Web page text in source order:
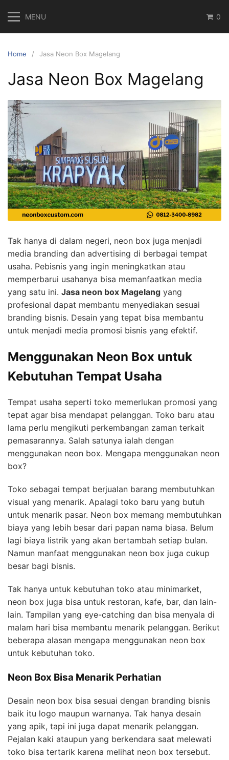
content
MENU 0
Home Jasa Neon Box Magelang
Jasa Neon Box Magelang
Tak hanya di dalam negeri, neon box juga menjadi
media branding dan advertising di berbagai tempat
usaha. Pebisnis yang ingin meningkatkan atau
memperbarui usahanya bisa memanfaatkan media
yang satu ini. Jasa neon box Magelang yang
profesional dapat membantu menyediakan sesuai
branding bisnis. Desain yang tepat bisa membantu
untuk menjadi media promosi bisnis yang efektif.
Menggunakan Neon Box untuk
Kebutuhan Tempat Usaha
Tempat usaha seperti toko memerlukan promosi yang
tepat agar bisa mendapat pelanggan. Toko baru atau
lama perlu mengikuti perkembangan zaman terkait
pemasarannya. Salah satunya ialah dengan
menggunakan neon box. Mengapa menggunakan neon
box?
Toko sebagai tempat berjualan barang membutuhkan
visual yang menarik. Apalagi toko baru yang butuh
untuk menarik pasar. Neon box memang membutuhkan
biaya yang lebih besar dari papan nama biasa. Belum
lagi biaya listrik yang akan bertambah setiap bulan.
Namun manfaat menggunakan neon box juga cukup
besar bagi bisnis.
Tak hanya untuk kebutuhan toko atau minimarket,
neon box juga bisa untuk restoran, kafe, bar, dan lain-
lain. Tampilan yang eye-catching dan bisa menyala di
malam hari bisa membantu menarik pelanggan. Berikut
beberapa alasan mengapa menggunakan neon box
untuk kebutuhan toko.
Neon Box Bisa Menarik Perhatian
Desain neon box bisa sesuai dengan branding bisnis
baik itu logo maupun warnanya. Tak hanya desain
yang apik, tapi ini juga dapat menarik pelanggan.
Pejalan kaki ataupun yang berkendara saat melewati
toko bisa tertarik karena melihat neon box tersebut.